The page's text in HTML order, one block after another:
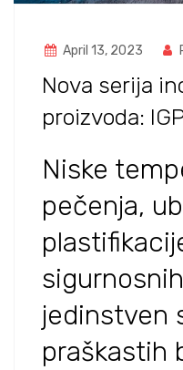
April 13, 2023
Nova serija
proizvoda:
Niske
pečenja,
jedinstven
praškastih